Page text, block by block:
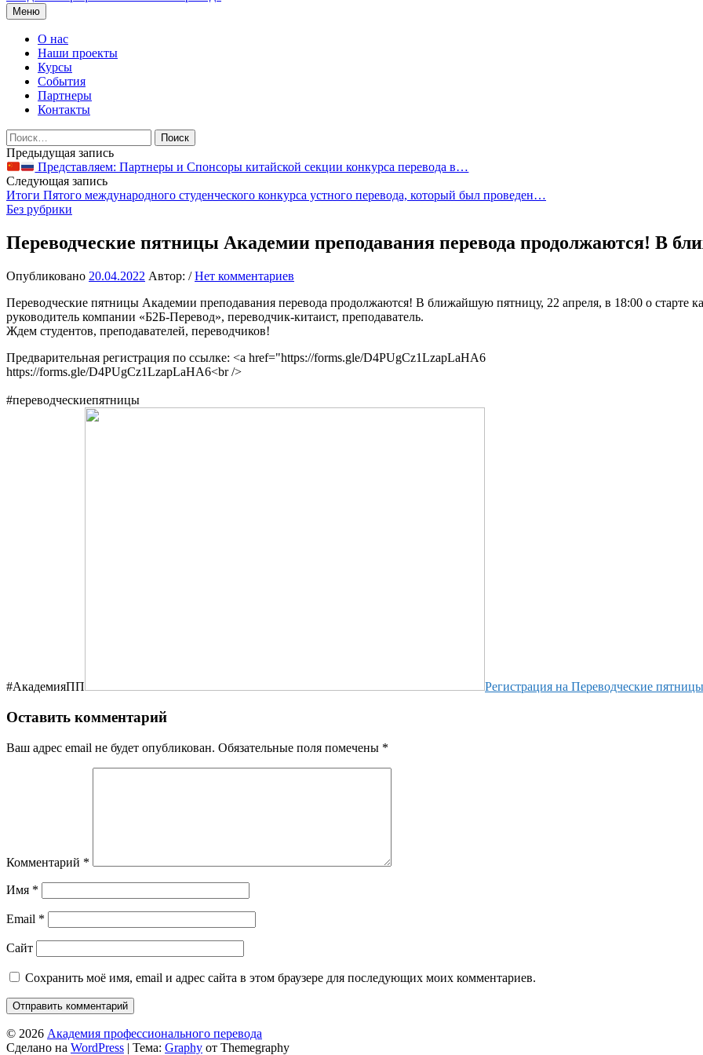
Перейти
к
содержимому
Меню
О нас
Наши проекты
Курсы
События
Партнеры
Контакты
Найти:
Навигация
по
записям
Предыдущая запись
Представляем: Партнеры и Спонсоры китайской секции конкурса перевода в…
Следующая запись
Итоги Пятого международного студенческого конкурса устного перевода, который был проведен…
Без рубрики
Переводческие пятницы Академии преподавания перевода продолжаются! В
Опубликовано 20.04.2022 Автор: /Нет комментариев
Переводческие пятницы Академии преподавания перевода продолжаются! В ближайшую пятницу, 22 апреля, в 18:00 о старте
руководитель компании «Б2Б-Перевод», переводчик-китаист, преподаватель.
Ждем студентов, преподавателей, переводчиков!
Предварительная регистрация по ссылке: <a href="https://forms.gle/D4PUgCz1LzapLaHA6
https://forms.gle/D4PUgCz1LzapLaHA6<br />
#переводческиепятницы
#АкадемияПП Регистрация на Переводческие
Оставить комментарий
Ваш адрес email не будет опубликован. Обязательные поля помечены *
Комментарий *
Имя *
Email *
Сайт
Сохранить моё имя, email и адрес сайта в этом браузере для последующих моих комментариев.
© 2026 Академия профессионального перевода
Сделано на WordPress | Тема: Graphy от Themegraphy